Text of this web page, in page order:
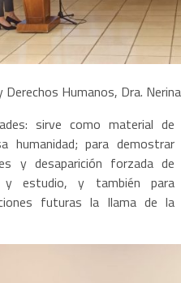
Humanos, Dra.
sirve como material de
humanidad; para demostrar
y desaparición forzada de
y estudio, y también para
futuras la llama de la